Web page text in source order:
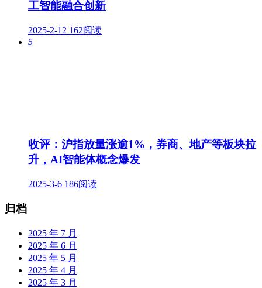
工智能融合创新
2025-2-12 162阅读
5
收评：沪指放量涨逾1%，券商、地产等板块拉
升，AI智能体概念爆发
2025-3-6 186阅读
归档
2025 年 7 月
2025 年 6 月
2025 年 5 月
2025 年 4 月
2025 年 3 月